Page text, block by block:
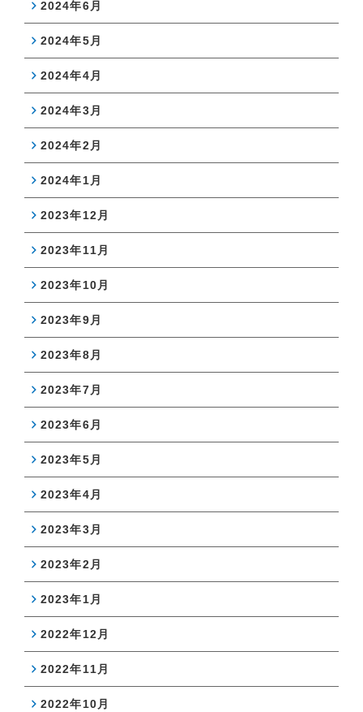
2024年6月
2024年5月
2024年4月
2024年3月
2024年2月
2024年1月
2023年12月
2023年11月
2023年10月
2023年9月
2023年8月
2023年7月
2023年6月
2023年5月
2023年4月
2023年3月
2023年2月
2023年1月
2022年12月
2022年11月
2022年10月